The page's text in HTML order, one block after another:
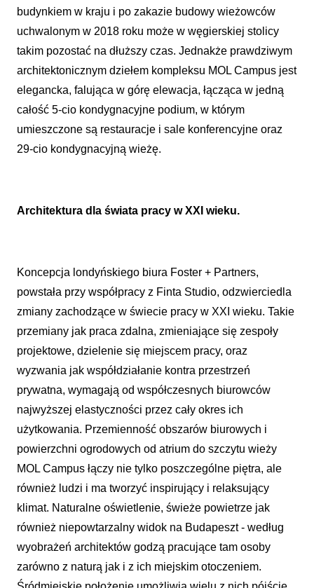
budynkiem w kraju i po zakazie budowy wieżowców
uchwalonym w 2018 roku może w węgierskiej stolicy
takim pozostać na dłuższy czas. Jednakże prawdziwym
architektonicznym dziełem kompleksu MOL Campus jest
elegancka, falująca w górę elewacja, łącząca w jedną
całość 5-cio kondygnacyjne podium, w którym
umieszczone są restauracje i sale konferencyjne oraz
29-cio kondygnacyjną wieżę.
Architektura dla świata pracy w XXI wieku.
Koncepcja londyńskiego biura Foster + Partners,
powstała przy współpracy z Finta Studio, odzwierciedla
zmiany zachodzące w świecie pracy w XXI wieku. Takie
przemiany jak praca zdalna, zmieniające się zespoły
projektowe, dzielenie się miejscem pracy, oraz
wyzwania jak współdziałanie kontra przestrzeń
prywatna, wymagają od współczesnych biurowców
najwyższej elastyczności przez cały okres ich
użytkowania. Przemienność obszarów biurowych i
powierzchni ogrodowych od atrium do szczytu wieży
MOL Campus łączy nie tylko poszczególne piętra, ale
również ludzi i ma tworzyć inspirujący i relaksujący
klimat. Naturalne oświetlenie, świeże powietrze jak
również niepowtarzalny widok na Budapeszt - według
wyobrażeń architektów godzą pracujące tam osoby
zarówno z naturą jak i z ich miejskim otoczeniem.